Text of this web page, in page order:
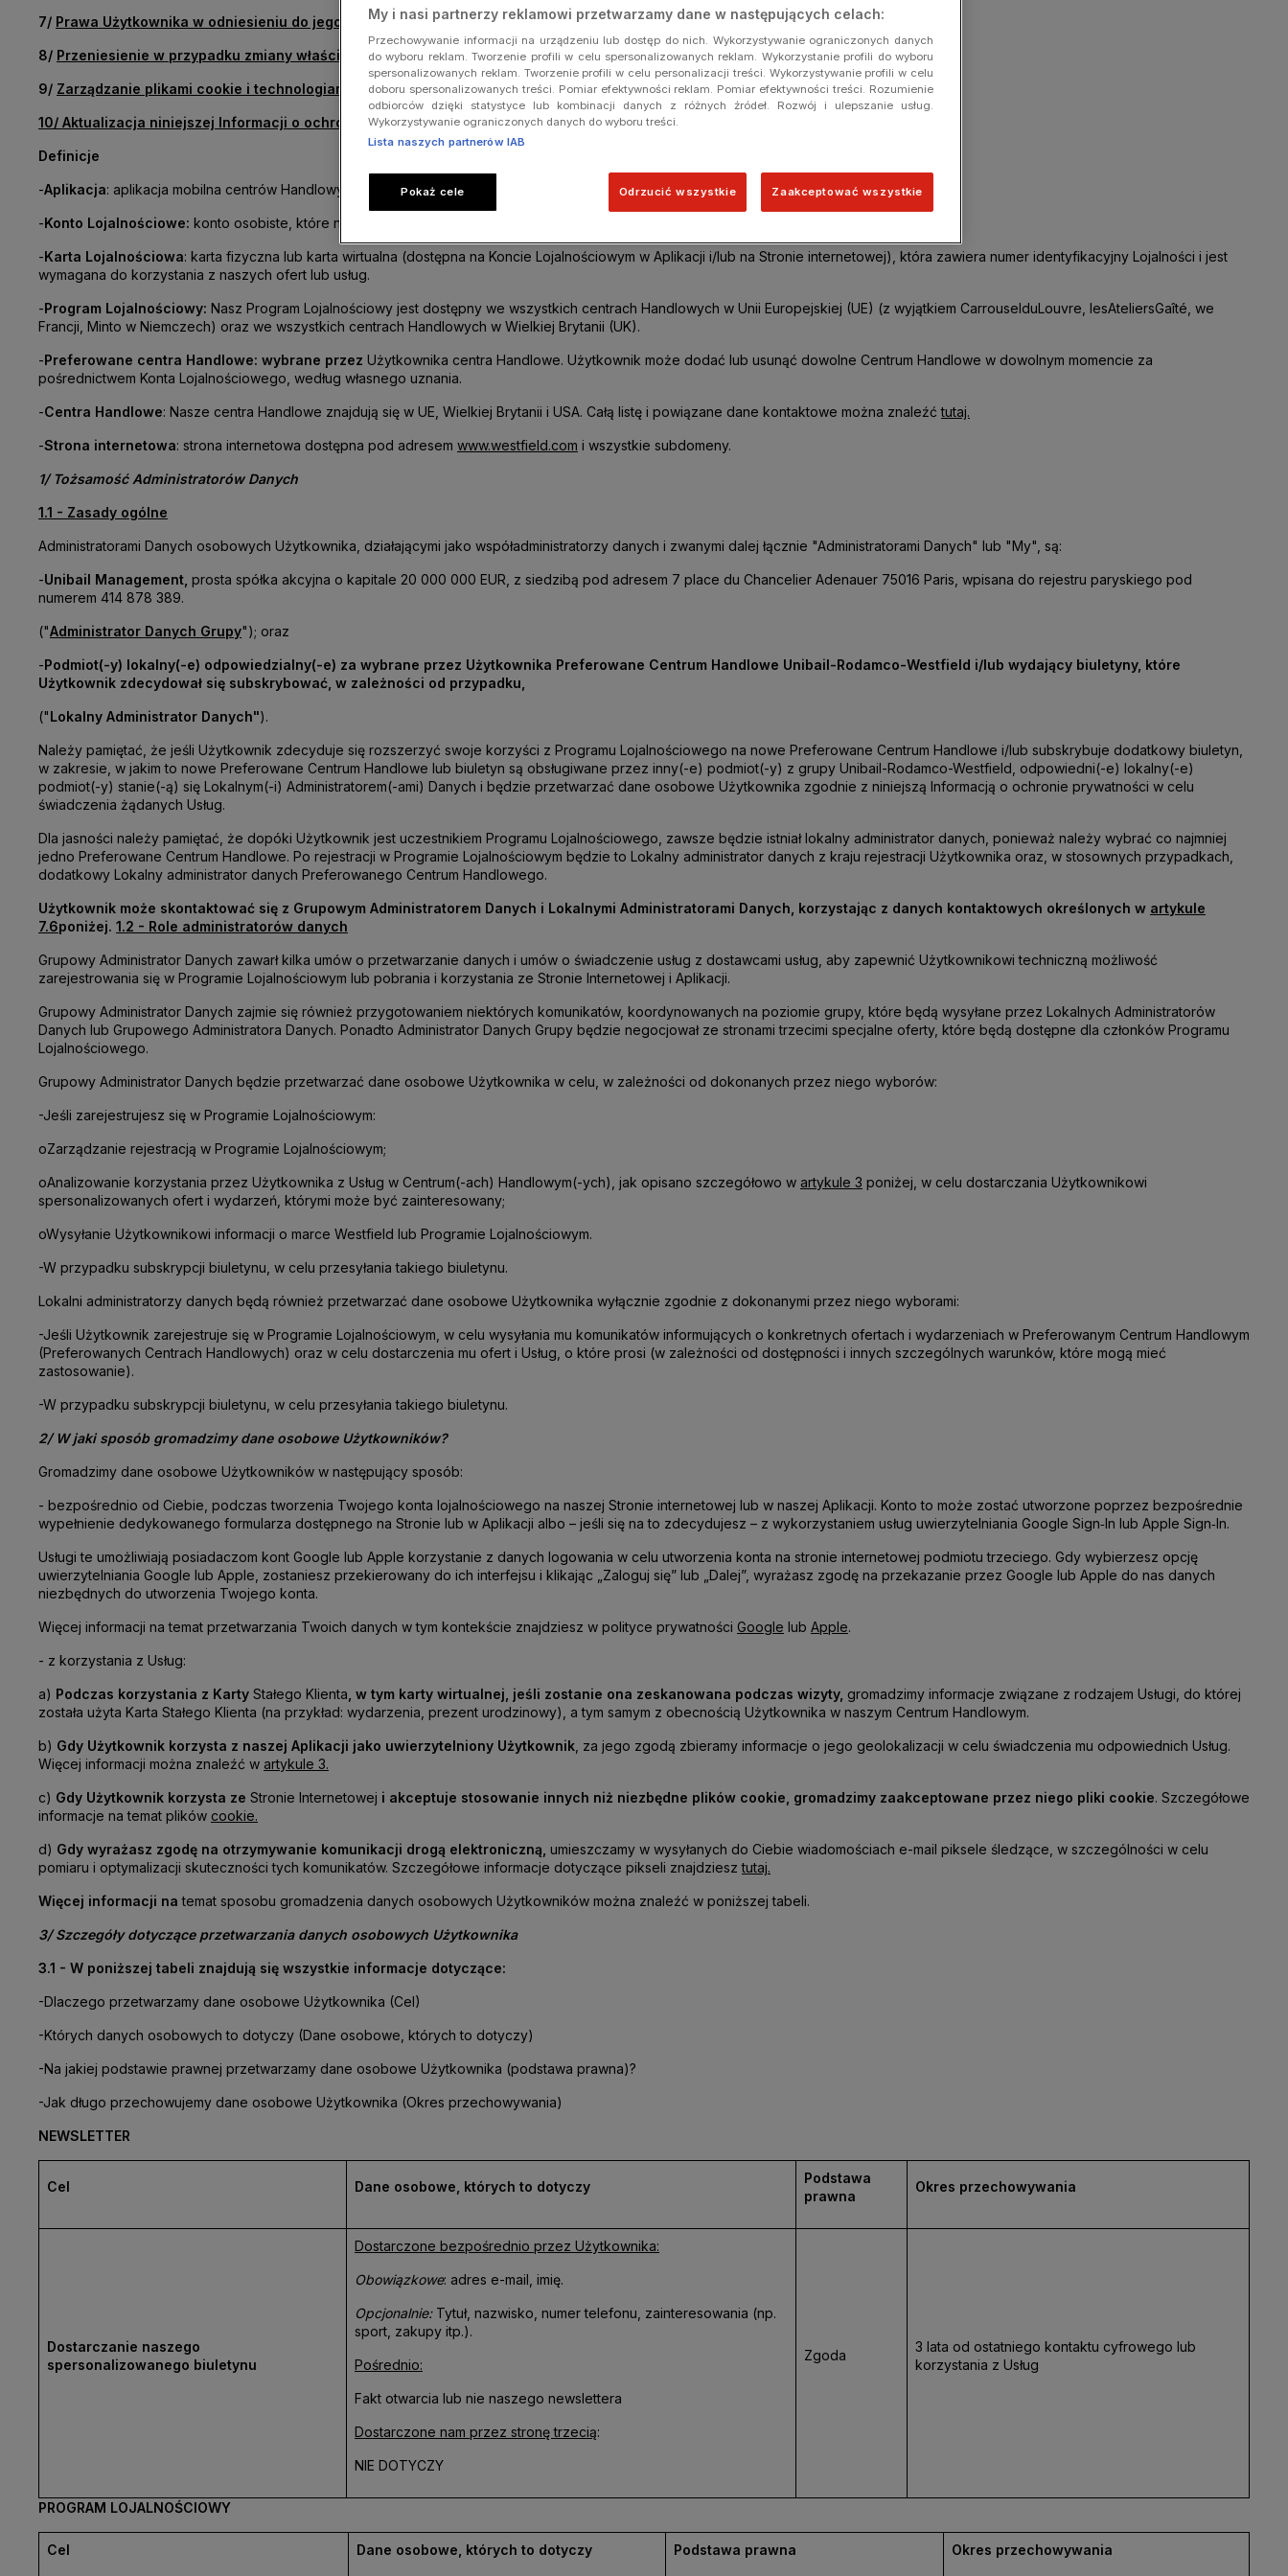
7/ Prawa Użytkownika w odniesieniu do jego danych osobowych
8/ Przeniesienie w przypadku zmiany właściciela
9/ Zarządzanie plikami cookie i technologiami śledzenia
10/ Aktualizacja niniejszej Informacji o ochronie prywatności
Definicje
-Aplikacja: aplikacja mobilna centrów Handlowych i aplikacja "Westfield-APP shopping".
-Konto Lojalnościowe: konto osobiste, które należy utworzyć zgodnie z
-Karta Lojalnościowa: karta fizyczna lub karta wirtualna (dostępna na Koncie Lojalnościowym w Aplikacji i/lub na Stronie internetowej), która zawiera numer identyfikacyjny Lojalności i jest
wymagana do korzystania z naszych ofert lub usług.
-Program Lojalnościowy: Nasz Program Lojalnościowy jest dostępny we wszystkich centrach Handlowych w Unii Europejskiej (UE) (z wyjątkiem CarrouselduLouvre lesAteliersGaîté , we
Francji, Minto w Niemczech) oraz we wszystkich centrach Handlowych w Wielkiej Brytanii (UK).
-Preferowane centra Handlowe: wybrane przez Użytkownika centra Handlowe. Użytkownik może dodać lub usunąć dowolne Centrum Handlowe w dowolnym momencie za
pośrednictwem Konta Lojalnościowego, według własnego uznania.
-Centra Handlowe: Nasze centra Handlowe znajdują się w UE, Wielkiej Brytanii i USA. Całą listę i powiązane dane kontaktowe można znaleźćtutaj.
-Strona internetowa: strona internetowa dostępna pod adresem www.westfield.com i wszystkie subdomeny.
1/ Tożsamość Administratorów Danych
1.1 - Zasady ogólne
Administratorami Danych osobowych Użytkownika, działającymi jako współadministratorzy danych i zwanymi dalej łącznie "Administratorami Danych" lub "My", są:
-Unibail Management, prosta spółka akcyjna o kapitale 20 000 000 EUR, z siedzibą pod adresem 7 place du Chancelier Adenauer 75016 Paris, wpisana do rejestru paryskiego pod
numerem 414 878 389.
("Administrator Danych Grupy"); oraz
-Podmiot(-y) lokalny(-e) odpowiedzialny(-e) za wybrane przez Użytkownika Preferowane Centrum Handlowe Unibail-Rodamco-Westfield i/lub wydający biuletyny, które
Użytkownik zdecydował się subskrybować, w zależności od przypadku,
("Lokalny Administrator Danych").
Należy pamiętać, że jeśli Użytkownik zdecyduje się rozszerzyć swoje korzyści z Programu Lojalnościowego na nowe Preferowane Centrum Handlowe i/lub subskrybuje dodatkowy biuletyn,
w zakresie, w jakim to nowe Preferowane Centrum Handlowe lub biuletyn są obsługiwane przez inny(-e) podmiot(-y) z grupy Unibail-Rodamco-Westfield, odpowiedni(-e) lokalny(-e)
podmiot(-y) stanie(-ą) się Lokalnym(-i) Administratorem(-ami) Danych i będzie przetwarzać dane osobowe Użytkownika zgodnie z niniejszą Informacją o ochronie prywatności w celu
świadczenia żądanych Usług.
Dla jasności należy pamiętać, że dopóki Użytkownik jest uczestnikiem Programu Lojalnościowego, zawsze będzie istniał lokalny administrator danych, ponieważ należy wybrać co najmniej
jedno Preferowane Centrum Handlowe. Po rejestracji w Programie Lojalnościowym będzie to Lokalny administrator danych z kraju rejestracji Użytkownika oraz, w stosownych przypadkach,
dodatkowy Lokalny administrator danych Preferowanego Centrum Handlowego.
Użytkownik może skontaktować się z Grupowym Administratorem Danych i Lokalnymi Administratorami Danych, korzystając z danych kontaktowych określonych w artykule
7.6poniżej. 1.2 - Role administratorów danych
Grupowy Administrator Danych zawarł kilka umów o przetwarzanie danych i umów o świadczenie usług z dostawcami usług, aby zapewnić Użytkownikowi techniczną możliwość
zarejestrowania się w Programie Lojalnościowym lub pobrania i korzystania ze Stronie Internetowej i Aplikacji.
Grupowy Administrator Danych zajmie się również przygotowaniem niektórych komunikatów, koordynowanych na poziomie grupy, które będą wysyłane przez Lokalnych Administratorów
Danych lub Grupowego Administratora Danych. Ponadto Administrator Danych Grupy będzie negocjował ze stronami trzecimi specjalne oferty, które będą dostępne dla członków Programu
Lojalnościowego.
Grupowy Administrator Danych będzie przetwarzać dane osobowe Użytkownika w celu, w zależności od dokonanych przez niego wyborów:
-Jeśli zarejestrujesz się w Programie Lojalnościowym:
oZarządzanie rejestracją w Programie Lojalnościowym;
oAnalizowanie korzystania przez Użytkownika z Usług w Centrum(-ach) Handlowym(-ych), jak opisano szczegółowo w artykule 3 poniżej, w celu dostarczania Użytkownikowi
spersonalizowanych ofert i wydarzeń, którymi może być zainteresowany;
oWysyłanie Użytkownikowi informacji o marce Westfield lub Programie Lojalnościowym.
-W przypadku subskrypcji biuletynu, w celu przesyłania takiego biuletynu.
Lokalni administratorzy danych będą również przetwarzać dane osobowe Użytkownika wyłącznie zgodnie z dokonanymi przez niego wyborami:
-Jeśli Użytkownik zarejestruje się w Programie Lojalnościowym, w celu wysyłania mu komunikatów informujących o konkretnych ofertach i wydarzeniach w Preferowanym Centrum Handlowym
(Preferowanych Centrach Handlowych) oraz w celu dostarczenia mu ofert i Usług, o które prosi (w zależności od dostępności i innych szczególnych warunków, które mogą mieć
zastosowanie).
-W przypadku subskrypcji biuletynu, w celu przesyłania takiego biuletynu.
2/ W jaki sposób gromadzimy dane osobowe Użytkowników?
Gromadzimy dane osobowe Użytkowników w następujący sposób:
- bezpośrednio od Ciebie, podczas tworzenia Twojego konta lojalnościowego na naszej Stronie internetowej lub w naszej Aplikacji. Konto to może zostać utworzone poprzez bezpośrednie
wypełnienie dedykowanego formularza dostępnego na Stronie lub w Aplikacji albo – jeśli się na to zdecydujesz – z wykorzystaniem usług uwierzytelniania Google Sign‑In lub Apple Sign‑In.
Usługi te umożliwiają posiadaczom kont Google lub Apple korzystanie z danych logowania w celu utworzenia konta na stronie internetowej podmiotu trzeciego. Gdy wybierzesz opcję
uwierzytelniania Google lub Apple, zostaniesz przekierowany do ich interfejsu i klikając „Zaloguj się” lub „Dalej”, wyrażasz zgodę na przekazanie przez Google lub Apple do nas danych
niezbędnych do utworzenia Twojego konta.
Więcej informacji na temat przetwarzania Twoich danych w tym kontekście znajdziesz w polityce prywatności Google lub Apple.
- z korzystania z Usług:
a) Podczas korzystania z Karty Stałego Klienta , w tym karty wirtualnej, jeśli zostanie ona zeskanowana podczas wizyty, gromadzimy informacje związane z rodzajem Usługi, do której
została użyta Karta Stałego Klienta (na przykład: wydarzenia, prezent urodzinowy), a tym samym z obecnością Użytkownika w naszym Centrum Handlowym.
b) Gdy Użytkownik korzysta z naszej Aplikacji jako uwierzytelniony Użytkownik , za jego zgodą zbieramy informacje o jego geolokalizacji w celu świadczenia mu odpowiednich Usług.
Więcej informacji można znaleźć w artykule 3.
c) Gdy Użytkownik korzysta ze Stronie Internetowej i akceptuje stosowanie innych niż niezbędne plików cookie, gromadzimy zaakceptowane przez niego pliki cookie. Szczegółowe
informacje na temat plików cookie.
d) Gdy wyrażasz zgodę na otrzymywanie komunikacji drogą elektroniczną, umieszczamy w wysyłanych do Ciebie wiadomościach e-mail piksele śledzące, w szczególności w celu
pomiaru i optymalizacji skuteczności tych komunikatów. Szczegółowe informacje dotyczące pikseli znajdziesztutaj.
Więcej informacji natemat sposobu gromadzenia danych osobowych Użytkowników można znaleźć w poniższej tabeli.
3/ Szczegóły dotyczące przetwarzania danych osobowych Użytkownika
3.1 - W poniższej tabeli znajdują się wszystkie informacje dotyczące:
-Dlaczego przetwarzamy dane osobowe Użytkownika (Cel)
-Których danych osobowych to dotyczy (Dane osobowe, których to dotyczy)
-Na jakiej podstawie prawnej przetwarzamy dane osobowe Użytkownika (podstawa prawna)?
-Jak długo przechowujemy dane osobowe Użytkownika (Okres przechowywania)
NEWSLETTER
Cel Dane osobowe, których to dotyczy
Podstawa
prawna
Okres przechowywania
Dostarczanie naszego
spersonalizowanego biuletynu
Dostarczone bezpośrednio przez Użytkownika:
Obowiązkowe: adres e-mail, imię.
Opcjonalnie: Tytuł, nazwisko, numer telefonu, zainteresowania (np.
sport, zakupy itp.).
Pośrednio:
Fakt otwarcia lub nie naszego newslettera
Dostarczone nam przez stronę trzecią:
NIE DOTYCZY
Zgoda
3 lata od ostatniego kontaktu cyfrowego lub
korzystania z Usług
PROGRAM LOJALNOŚCIOWY
Cel Dane osobowe, których to dotyczy Podstawa prawna Okres przechowywania
My i nasi partnerzy reklamowi przetwarzamy dane w następujących celach:
Przechowywanie informacji na urządzeniu lub dostęp do nich. Wykorzystywanie ograniczonych danych
do wyboru reklam. Tworzenie profili w celu spersonalizowanych reklam. Wykorzystanie profili do wyboru
spersonalizowanych reklam. Tworzenie profili w celu personalizacji treści. Wykorzystywanie profili w celu
doboru spersonalizowanych treści. Pomiar efektywności reklam. Pomiar efektywności treści. Rozumienie
odbiorców dzięki statystyce lub kombinacji danych z różnych źródeł. Rozwój i ulepszanie usług.
Wykorzystywanie ograniczonych danych do wyboru treści.
Lista naszych partnerów IAB
Pokaż cele Odrzucić wszystkie Zaakceptować wszystkie